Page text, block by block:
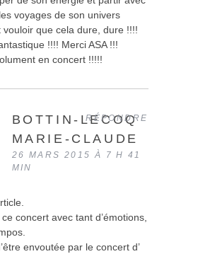
voyages de son univers
vouloir que cela dure, dure !!!!
!!!! Merci ASA !!!
en concert !!!!!
BOTTIN-LECOQ
MARIE-CLAUDE
26 MARS 2015 À 7 H 41
MIN
concert avec tant d’émotions,
envoutée par le concert d’
RÉPONDRE